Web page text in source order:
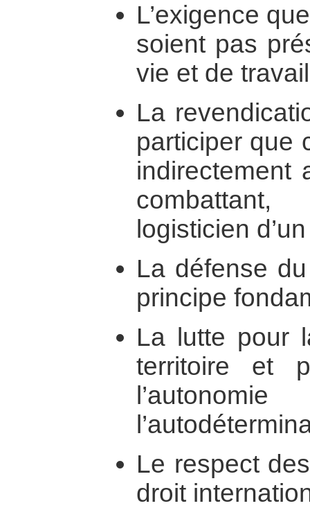
L’exigence
soient pas
vie et de
La
participer que
indirectement
logisticien
La défense
principe
La lutte pour
territoire et
Le respect
droit